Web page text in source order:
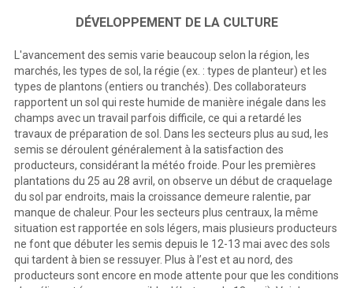
DÉVELOPPEMENT DE LA CULTURE
L'avancement des semis varie beaucoup selon la région, les
marchés, les types de sol, la régie (ex. : types de planteur) et les
types de plantons (entiers ou tranchés). Des collaborateurs
rapportent un sol qui reste humide de manière inégale dans les
champs avec un travail parfois difficile, ce qui a retardé les
travaux de préparation de sol. Dans les secteurs plus au sud, les
semis se déroulent généralement à la satisfaction des
producteurs, considérant la météo froide. Pour les premières
plantations du 25 au 28 avril, on observe un début de craquelage
du sol par endroits, mais la croissance demeure ralentie, par
manque de chaleur. Pour les secteurs plus centraux, la même
situation est rapportée en sols légers, mais plusieurs producteurs
ne font que débuter les semis depuis le 12-13 mai avec des sols
qui tardent à bien se ressuyer. Plus à l’est et au nord, des
producteurs sont encore en mode attente pour que les conditions